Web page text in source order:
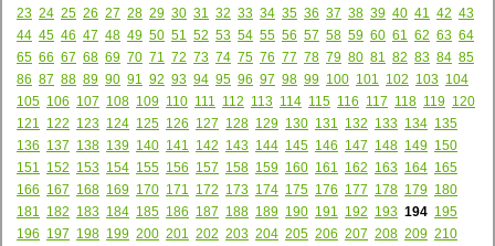
23 24 25 26 27 28 29 30 31 32 33 34 35 36 37 38 39 40 41 42 43
44 45 46 47 48 49 50 51 52 53 54 55 56 57 58 59 60 61 62 63 64
65 66 67 68 69 70 71 72 73 74 75 76 77 78 79 80 81 82 83 84 85
86 87 88 89 90 91 92 93 94 95 96 97 98 99 100 101 102 103 104
105 106 107 108 109 110 111 112 113 114 115 116 117 118 119 120
121
122 123 124 125 126 127 128 129 130 131 132 133 134 135
136 137 138 139 140 141 142 143 144 145 146 147 148 149 150
151
152 153 154 155 156 157 158 159 160 161 162 163 164 165
166 167 168 169 170 171 172 173 174 175 176 177 178 179 180
181
182 183 184 185 186 187 188 189 190 191 192 193 194 195
196 197 198 199 200 201 202 203 204 205 206 207 208 209 210